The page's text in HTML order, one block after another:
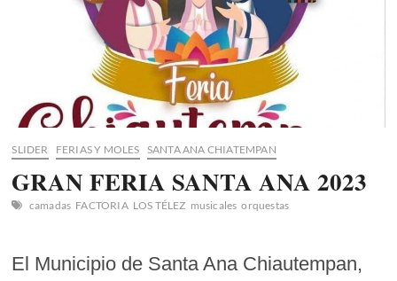
SLIDER FERIAS Y MOLES SANTA ANA CHIATEMPAN
GRAN FERIA SANTA ANA 2023
camadas FACTORIA LOS TÉLEZ musicales orquestas
El Municipio de Santa Ana Chiautempan,